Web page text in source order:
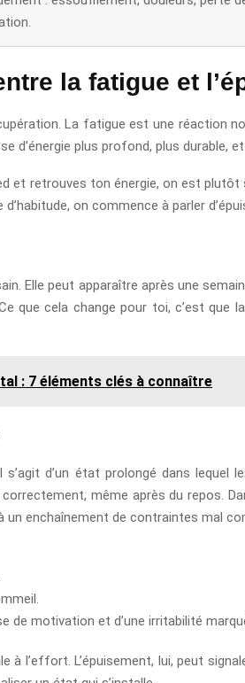
la fatigue et
La fatigue est une
d’énergie plus profond, plus durable,
et retrouves ton énergie, on est
on commence à parler
Elle peut apparaître après une
que cela change pour toi, c’est
: 7 éléments clés à connaître
d’un état prolongé dans
même après du repos.
un enchaînement de contraintes mal
de motivation et d’une irritabilité
à l’effort. L’épuisement, lui, peut